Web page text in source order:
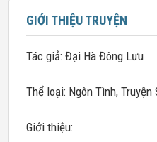
GIỚI THIỆU TRUYỆN
Tác giả: Đại Hà Đông Lưu
Thể loại: Ngôn Tình,
Giới thiệu: